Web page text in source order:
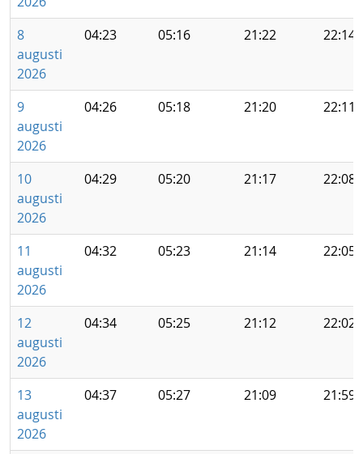
8
augusti
2026
04:23 05:16 21:22 22:14
9
augusti
2026
04:26 05:18 21:20 22:11
10
augusti
2026
04:29 05:20 21:17 22:08
11
augusti
2026
04:32 05:23 21:14 22:05
12
augusti
2026
04:34 05:25 21:12 22:02
13
augusti
2026
04:37 05:27 21:09 21:59